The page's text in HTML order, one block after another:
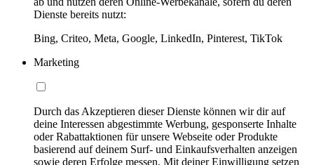
Dienste bereits nutzt:
Bing, Criteo, Meta, Google, LinkedIn, Pinterest, TikTok
Marketing
Durch das Akzeptieren dieser Dienste können wir dir auf
deine Interessen abgestimmte Werbung, gesponserte Inhalte
oder Rabattaktionen für unsere Webseite oder Produkte
basierend auf deinem Surf- und Einkaufsverhalten anzeigen
sowie deren Erfolge messen. Mit deiner Einwilligung setzen